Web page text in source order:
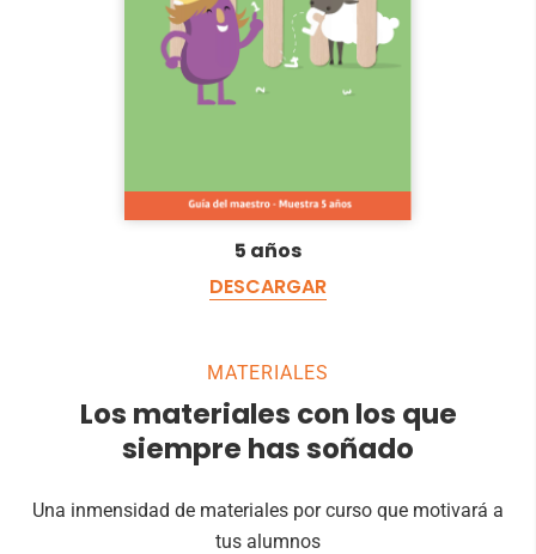
5 años
DESCARGAR
MATERIALES
Los materiales con los que
siempre has soñado
Una inmensidad de materiales por curso que motivará a
tus alumnos